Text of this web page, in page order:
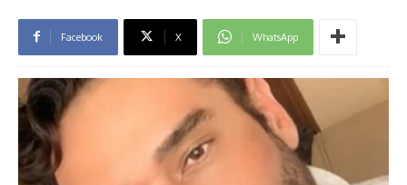
Facebook X WhatsApp